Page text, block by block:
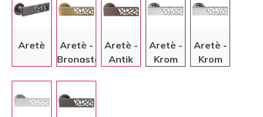
Aretè
Aretè -
Bronasta
Aretè -
Antik
Aretè -
Krom
Aretè -
Krom